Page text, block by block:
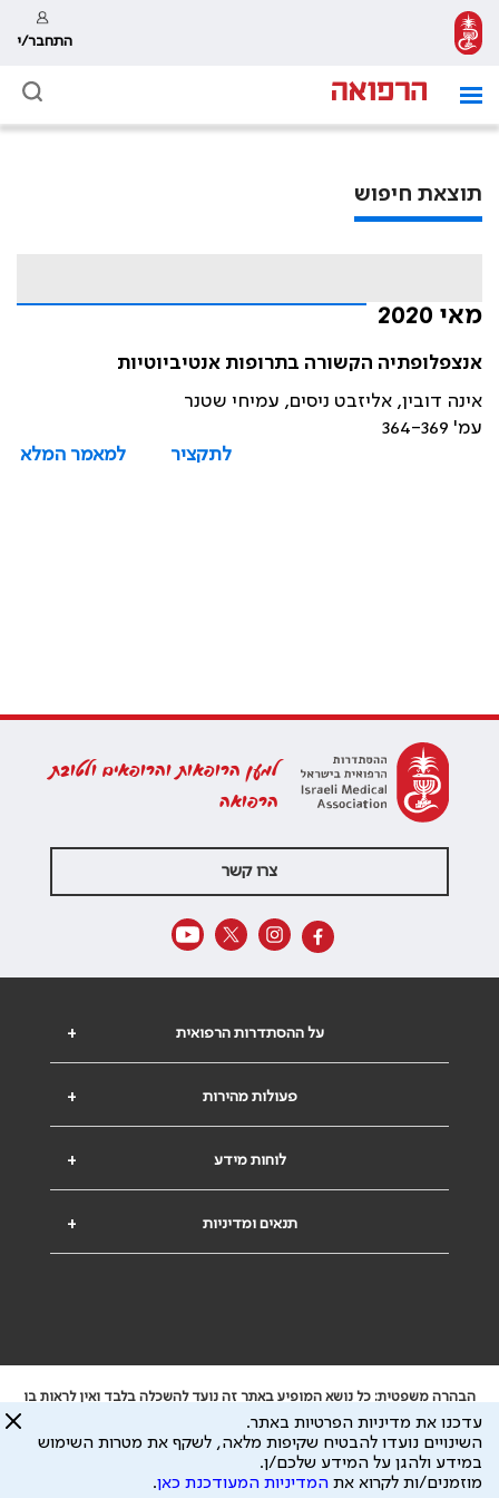
התחבר/י
תוצאת חיפוש
מאי 2020
אנצפלופתיה הקשורה בתרופות אנטיביוטיות
אינה דובין, אליזבט ניסים, עמיחי שטנר
עמ' 364-369
לתקציר
למאמר המלא
למען הרופאות והרופאים ולטובת
הרפואה
צרו קשר
+ על ההסתדרות הרפואית
+ פעולות מהירות
+ לוחות מידע
+ תנאים ומדיניות
הבהרה משפטית: כל נושא המופיע באתר זה נועד להשכלה בלבד ואין לראות בו
ייעוץ רפואי או משפטי. אין הר"י אחראית לתוכן המתפרסם באתר זה ולכל נזק
שעלול להיגרם.
ידוע לי שהר"י אוספת ושומרת מידע אישי לצורך מתן השרות וכי חלק ממנו עשוי
להיות מועבר לצדדים שלישיים, הכל בכפוף למדיניות הפרטיות
עדכנו את מדיניות הפרטיות באתר.
השינויים נועדו להבטיח שקיפות מלאה, לשקף את מטרות השימוש
במידע ולהגן על המידע שלכם/ן.
מוזמנים/ות לקרוא את המדיניות המעודכנת כאן.